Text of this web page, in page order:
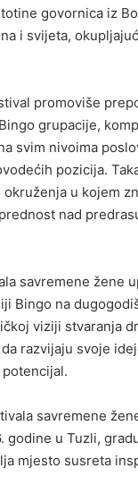
govornica iz
i svijeta,
promoviše
grupacije,
svim nivoima
pozicija.
u kojem
nad
savremene žene
Bingo na
viziji stvaranja
razvijaju svoje
savremene
godine u Tuzli,
mjesto susreta